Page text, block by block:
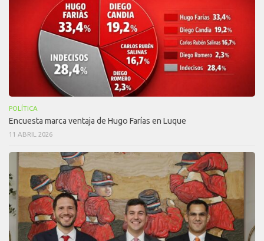
POLÍTICA
Encuesta marca ventaja de Hugo Farías en Luque
11 ABRIL 2026